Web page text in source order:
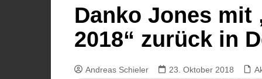
Highlights
Danko Jones mit
2018“ zurück in
Andreas Schieler 23. Oktober 2018